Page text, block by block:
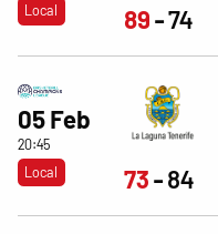
Local
89 74
05 Feb
20:45
Local
73 84